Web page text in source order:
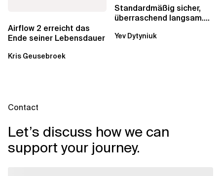
Airflow 2 erreicht das
Ende seiner Lebensdauer
Kris Geusebroek
Standardmäßig sicher,
überraschend langsam.
über die RDS...
Yev Dytyniuk
Contact
Let’s discuss how we can
support your journey.